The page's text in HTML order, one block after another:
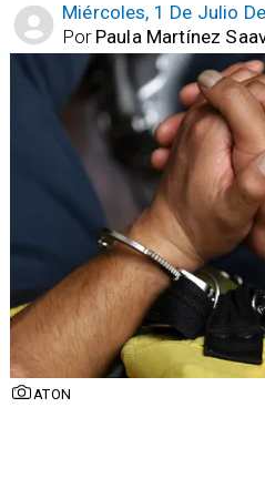
Miércoles, 1 De Julio
Paula Martínez
Por
ATON